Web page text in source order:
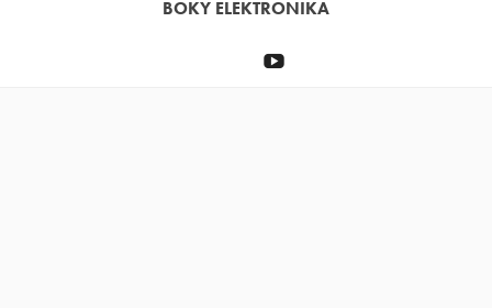
BOKY ELEKTRONIKA
Manomeza
YouTube